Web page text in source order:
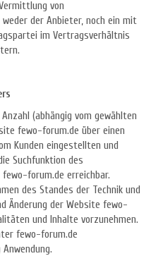
von
der Anbieter, noch ein mit
im Vertragsverhältnis
(abhängig vom gewählten
fewo-forum.de über einen
Kunden eingestellten und
Suchfunktion des
forum.de erreichbar.
des Standes der Technik und
Änderung der Website fewo-
und Inhalte vorzunehmen.
fewo-forum.de